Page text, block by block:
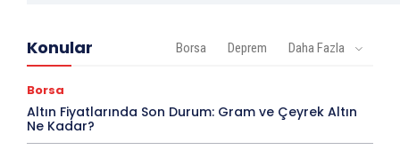
Konular Borsa Deprem Daha Fazla
Borsa
Altın Fiyatlarında Son Durum: Gram ve Çeyrek Altın
Ne Kadar?